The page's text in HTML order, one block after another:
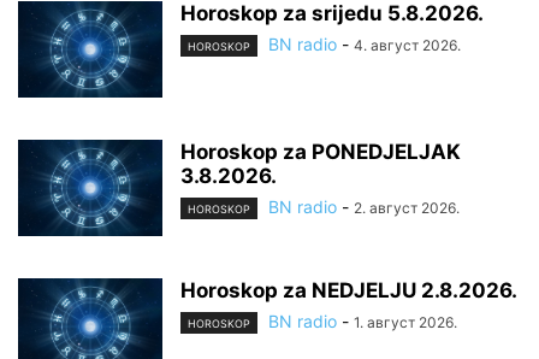
Horoskop za srijedu 5.8.2026.
HOROSKOP BN radio - 4. август 2026.
Horoskop za PONEDJELJAK
3.8.2026.
HOROSKOP BN radio - 2. август 2026.
Horoskop za NEDJELJU 2.8.2026.
HOROSKOP BN radio - 1. август 2026.